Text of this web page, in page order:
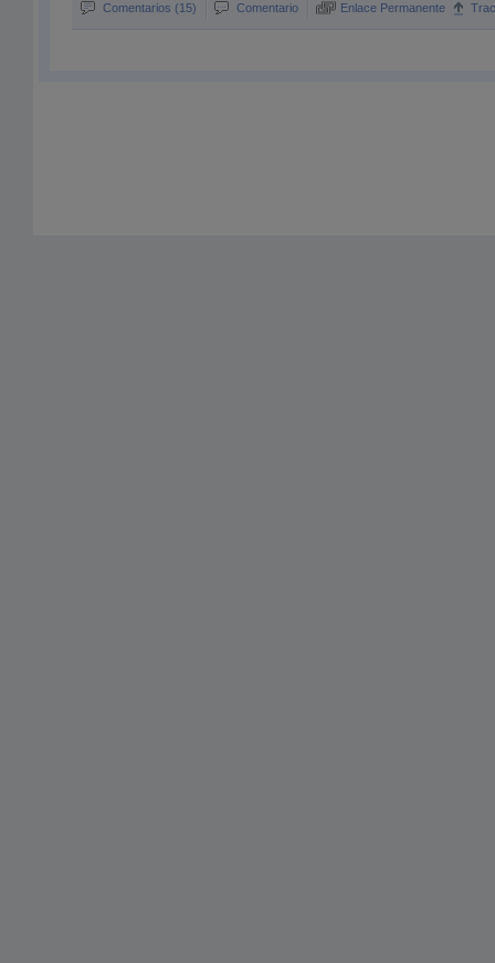
Comentarios (15) Comentario Enlace Permanente